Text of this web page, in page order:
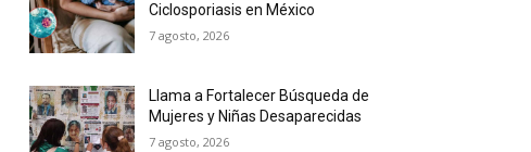
Ciclosporiasis en México
7 agosto, 2026
Llama a Fortalecer Búsqueda de
Mujeres y Niñas Desaparecidas
7 agosto, 2026